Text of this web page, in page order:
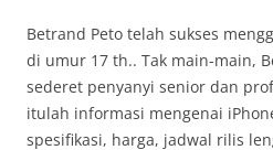
Betrand Peto telah sukses
di umur 17 th.. Tak main-main,
sederet penyanyi senior dan
itulah informasi mengenai
spesifikasi, harga, jadwal rilis